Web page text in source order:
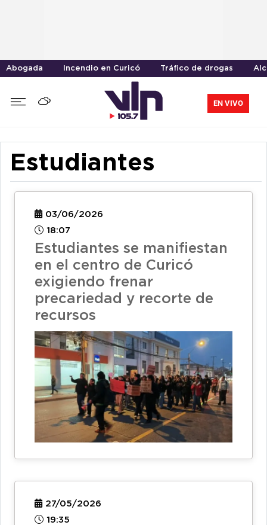
Abogada Incendio en Curicó Tráfico de drogas
EN VIVO
Estudiantes
03/06/2026
18:07
Estudiantes se manifiestan
en el centro de Curicó
exigiendo frenar
precariedad y recorte de
recursos
27/05/2026
19:35